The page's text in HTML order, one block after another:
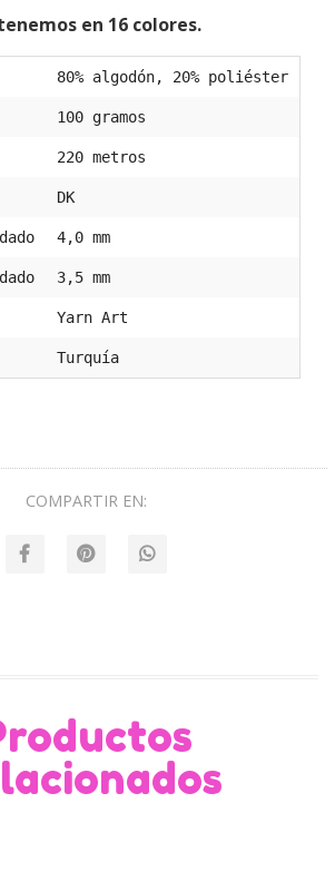
en 16 colores.
80% algodón, 20% poliéster
100 gramos
220 metros
DK
4,0 mm
3,5 mm
Yarn Art
Turquía
COMPARTIR EN: